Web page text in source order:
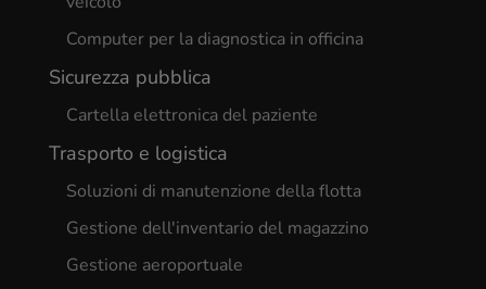
Computer per la diagnostica in officina
Sicurezza pubblica
Cartella elettronica del paziente
Trasporto e logistica
Soluzioni di manutenzione della flotta
Gestione dell'inventario del magazzino
Gestione aeroportuale